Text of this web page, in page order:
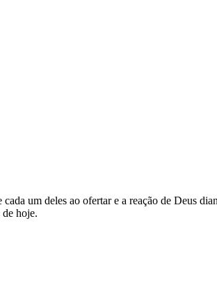
um deles ao ofertar e a reação de Deus
hoje.